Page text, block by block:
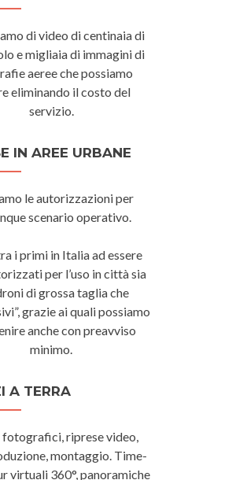
di video di centinaia di
e migliaia di immagini di
aeree che possiamo
eliminando il costo del
servizio.
IN AREE URBANE
le autorizzazioni per
scenario operativo.
i primi in Italia ad essere
per l’uso in città sia
di grossa taglia che
grazie ai quali possiamo
anche con preavviso
minimo.
A TERRA
fotografici, riprese video,
montaggio. Time-
virtuali 360°, panoramiche